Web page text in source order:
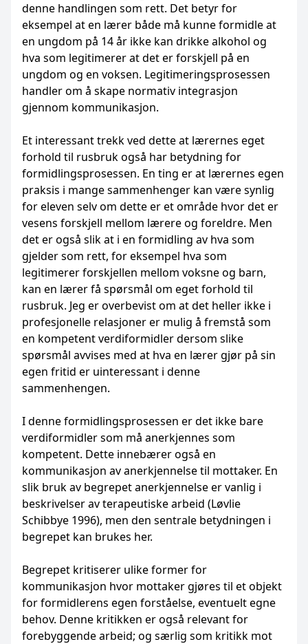
denne handlingen som rett. Det betyr for
eksempel at en lærer både må kunne formidle at
en ungdom på 14 år ikke kan drikke alkohol og
hva som legitimerer at det er forskjell på en
ungdom og en voksen. Legitimeringsprosessen
handler om å skape normativ integrasjon
gjennom kommunikasjon.
Et interessant trekk ved dette at lærernes eget
forhold til rusbruk også har betydning for
formidlingsprosessen. En ting er at lærernes egen
praksis i mange sammenhenger kan være synlig
for eleven selv om dette er et område hvor det er
vesens forskjell mellom lærere og foreldre. Men
det er også slik at i en formidling av hva som
gjelder som rett, for eksempel hva som
legitimerer forskjellen mellom voksne og barn,
kan en lærer få spørsmål om eget forhold til
rusbruk. Jeg er overbevist om at det heller ikke i
profesjonelle relasjoner er mulig å fremstå som
en kompetent verdiformidler dersom slike
spørsmål avvises med at hva en lærer gjør på sin
egen fritid er uinteressant i denne
sammenhengen.
I denne formidlingsprosessen er det ikke bare
verdiformidler som må anerkjennes som
kompetent. Dette innebærer også en
kommunikasjon av anerkjennelse til mottaker. En
slik bruk av begrepet anerkjennelse er vanlig i
beskrivelser av terapeutiske arbeid (Løvlie
Schibbye 1996), men den sentrale betydningen i
begrepet kan brukes her.
Begrepet kritiserer ulike former for
kommunikasjon hvor mottaker gjøres til et objekt
for formidlerens egen forståelse, eventuelt egne
behov. Denne kritikken er også relevant for
forebyggende arbeid; og særlig som kritikk mot